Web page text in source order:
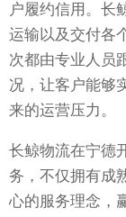
户履约信用。长
运输以及交付各
次都由专业人员
况，让客户能够
来的运营压力。
长鲸物流在宁德
务，不仅拥有成
心的服务理念，